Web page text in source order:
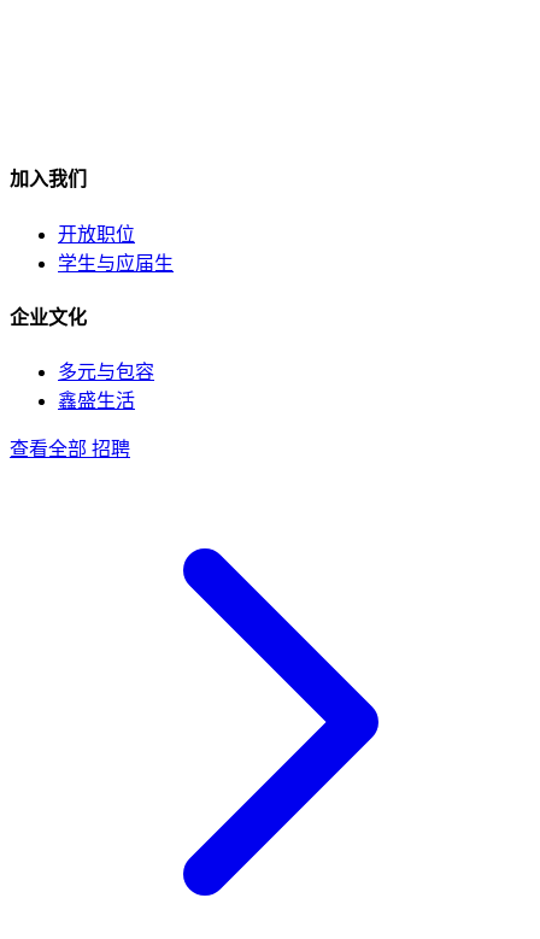
加入我们
开放职位
学生与应届生
企业文化
多元与包容
鑫盛生活
查看全部 招聘